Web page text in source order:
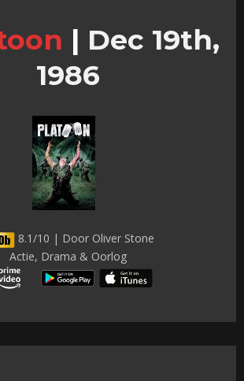
| Dec 19th,
1986
8.1/10 | Door Oliver Stone
Actie, Drama & Oorlog